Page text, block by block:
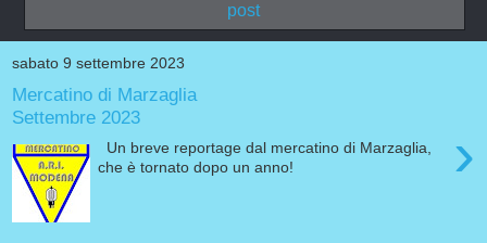
post
sabato 9 settembre 2023
Mercatino di Marzaglia
Settembre 2023
›
Un breve reportage dal mercatino di Marzaglia,
che è tornato dopo un anno!